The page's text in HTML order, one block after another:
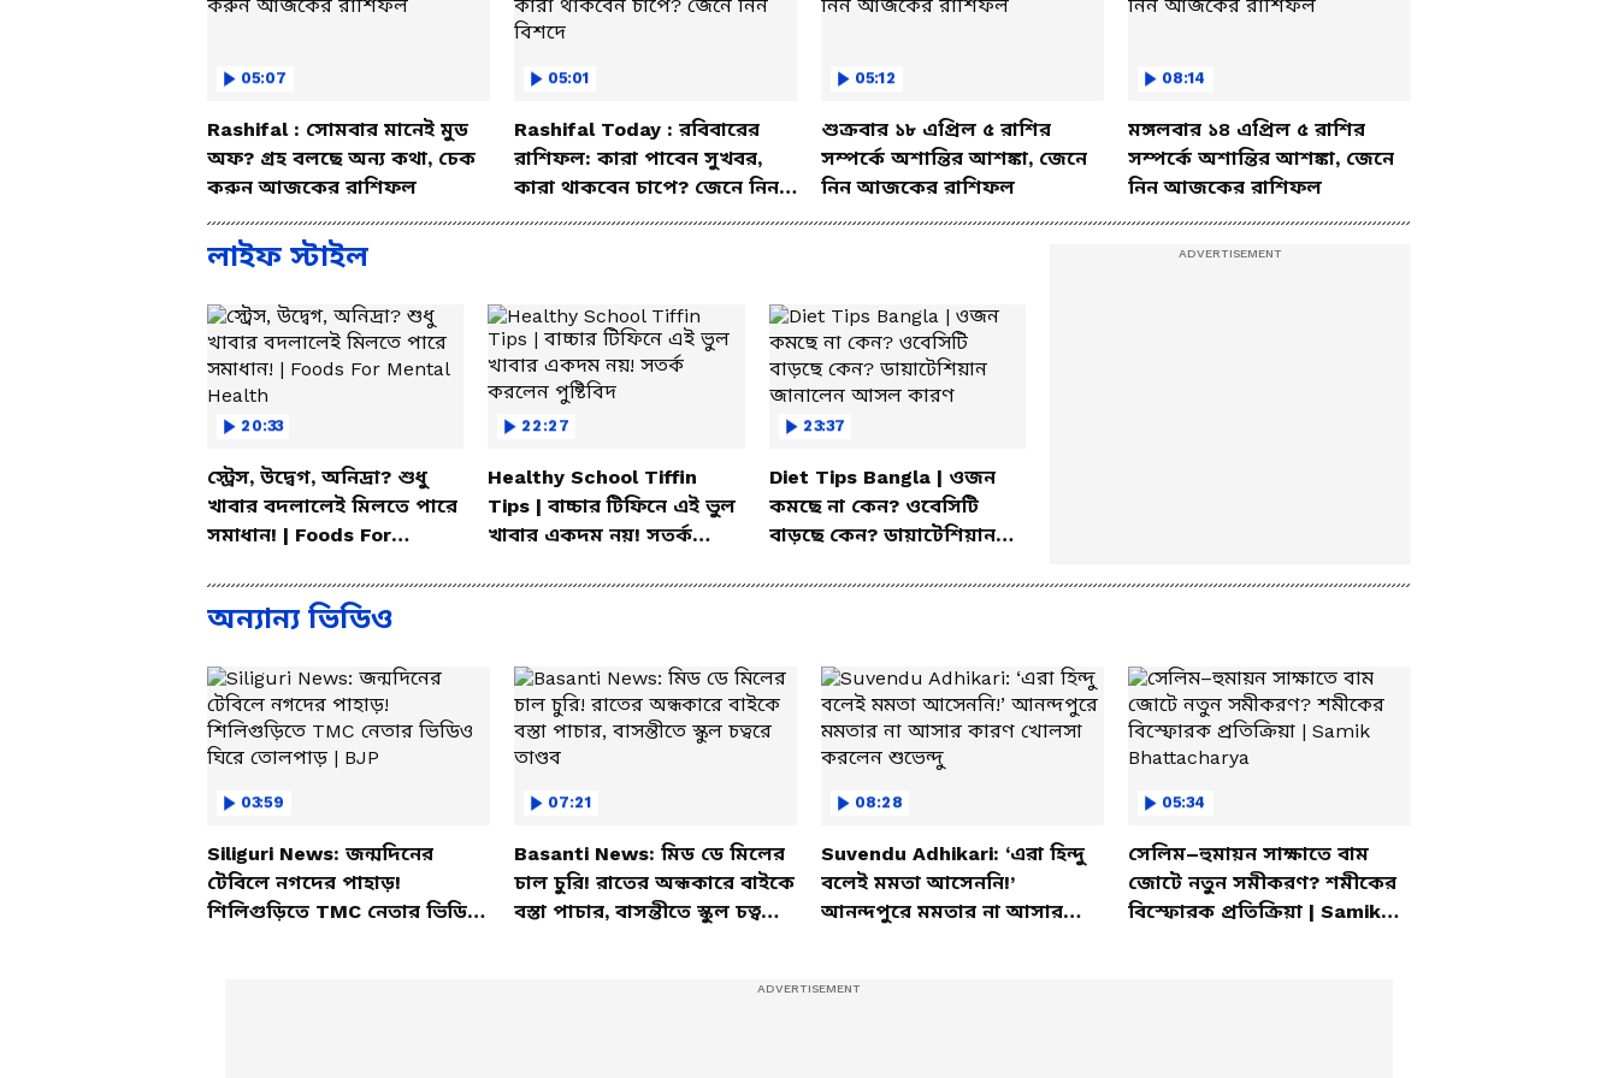
আইপিএস অফিসার দময়ন্তী সেনকে। বিগত দিনে রাজ্যে ঘটে যাওয়া নারী নির্যাতনের
নিয়ে শুভেন্দু অধিকারী বুঝিয়ে দিলেন, দুর্নীতি এবং আইন-শৃঙ্খলা ইস্যুতে বিন্দুমাত্র
আপস করতে রাজি নয় তাঁর সরকার। মন্ত্রিসভার সবুজ সংকেত মেলার পর আগামী ১
সপ্তাহের মধ্যেই এই দুই কমিশন রাজ্যের একাধিক হাই-প্রোফাইল মামলার ফাইল নতুন
করে খুলতে চলেছে।
05:07
Rashifal : সোমবার মানেই মুড
অফ? গ্রহ বলছে অন্য কথা, চেক
করুন আজকের রাশিফল
05:01
Rashifal Today : রবিবারের
রাশিফল: কারা পাবেন সুখবর,
কারা থাকবেন চাপে? জেনে নিন
05:12
শুক্রবার ১৮ এপ্রিল ৫ রাশির
সম্পর্কে অশান্তির আশঙ্কা, জেনে
নিন আজকের রাশিফল
08:14
মঙ্গলবার ১৪ এপ্রিল ৫ রাশির
সম্পর্কে অশান্তির আশঙ্কা, জেনে
নিন আজকের রাশিফল
লাইফ স্টাইল
20:33
স্ট্রেস, উদ্বেগ, অনিদ্রা? শুধু
খাবার বদলালেই মিলতে পারে
সমাধান! | Foods For
22:27
Healthy School Tiffin
Tips | বাচ্চার টিফিনে এই ভুল
খাবার একদম নয়! সতর্ক
23:37
Diet Tips Bangla | ওজন
কমছে না কেন? ওবেসিটি
বাড়ছে কেন? ডায়াটেশিয়ান
অন্যান্য ভিডিও
03:59
Siliguri News: জন্মদিনের
টেবিলে নগদের পাহাড়!
শিলিগুড়িতে TMC নেতার ভিডিও
07:21
Basanti News: মিড ডে মিলের
চাল চুরি! রাতের অন্ধকারে বাইকে
বস্তা পাচার, বাসন্তীতে স্কুল চত্বরে
08:28
Suvendu Adhikari: ‘এরা হিন্দু
বলেই মমতা আসেননি!’
আনন্দপুরে মমতার না আসার
05:34
সেলিম–হুমায়ন সাক্ষাতে বাম
জোটে নতুন সমীকরণ? শমীকের
বিস্ফোরক প্রতিক্রিয়া | Samik